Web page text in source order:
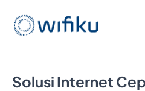
Solusi Internet